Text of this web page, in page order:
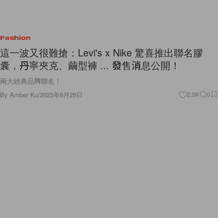
Fashion
這一波又很難搶：Levi's x Nike 驚喜推出聯名膠
囊，丹寧夾克、繭型褲 ... 發售消息公開！
兩大經典品牌聯名！
By Amber Ku/2025年6月25日 2.3K 0